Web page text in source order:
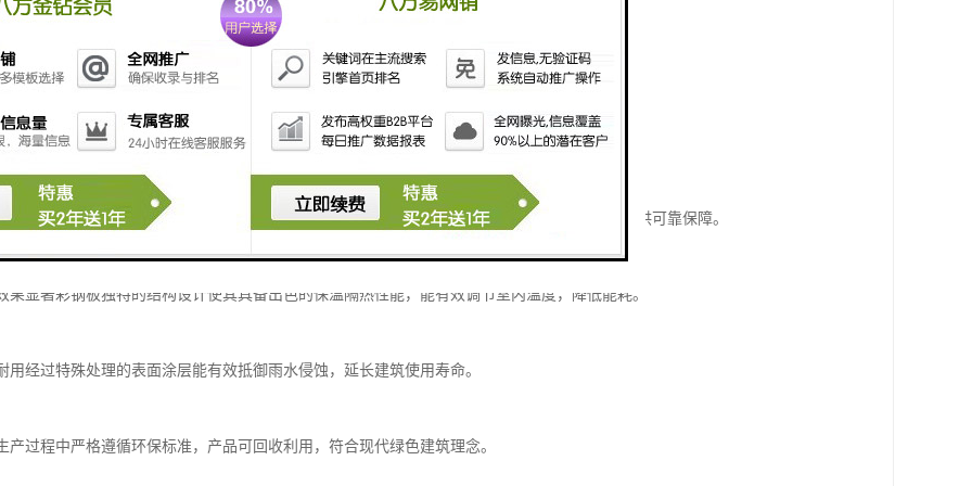
高强，易于加工安装，能显著缩短施工周期，降低整体建筑成本。
房、商业建筑，还是农业设施，彩钢板都能**适应各种建筑需求。
优势
有限公司生产的彩钢板产品具有多重性能优势：
异产品采用防火岩棉、玻璃丝绵等阻燃材料作为芯材，达到B1、B2级防火标准，为建筑安全提供可靠保障。
果显著彩钢板独特的结构设计使其具备出色的保温隔热性能，能有效调节室内温度，降低能耗。
用经过特殊处理的表面涂层能有效抵御雨水侵蚀，延长建筑使用寿命。
产过程中严格遵循环保标准，产品可回收利用，符合现代绿色建筑理念。